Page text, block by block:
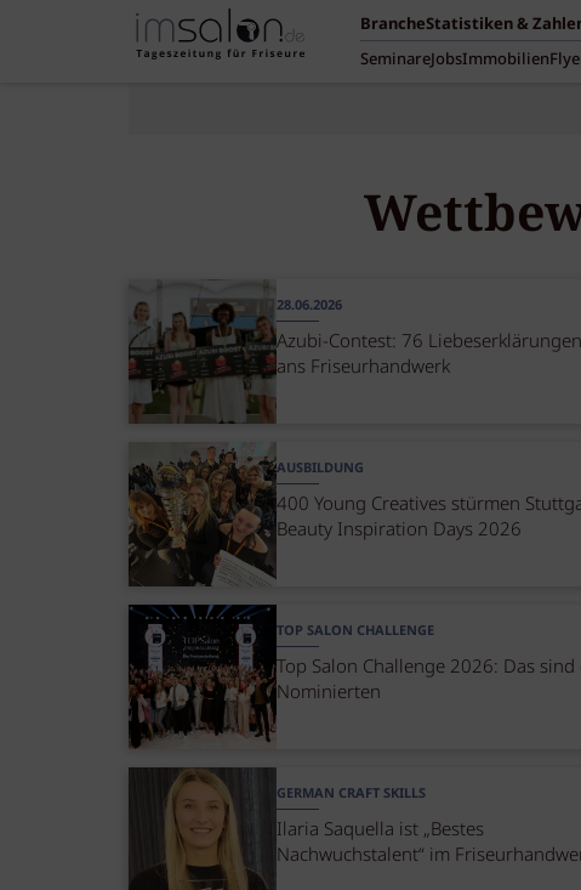
BrancheStatistiken &
SeminareJobsImmobilien
28.06.2026
Azubi-Contest: 76 Liebeserklärungen
ans Friseurhandwerk
AUSBILDUNG
400 Young Creatives stürmen
Beauty Inspiration Days 2026
TOP SALON CHALLENGE
Top Salon Challenge 2026: Das
Nominierten
GERMAN CRAFT SKILLS
Ilaria Saquella ist „Bestes
Nachwuchstalent“ im